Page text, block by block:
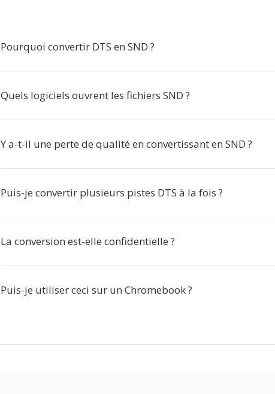
Pourquoi convertir DTS en SND ?
Quels logiciels ouvrent les fichiers SND ?
Y a-t-il une perte de qualité en convertissant en SND ?
Puis-je convertir plusieurs pistes DTS à la fois ?
La conversion est-elle confidentielle ?
Puis-je utiliser ceci sur un Chromebook ?